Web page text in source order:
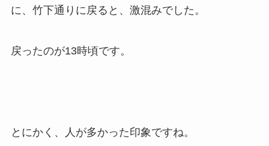
に、竹下通りに戻ると、激混みでした。
戻ったのが13時頃です。
とにかく、人が多かった印象ですね。